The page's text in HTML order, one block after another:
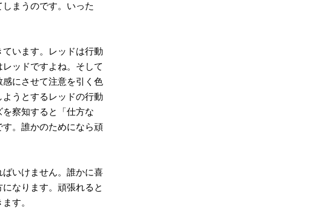
まうのです。いった
います。レッドは行動
ッドですよね。そして
にさせて注意を引く色
うとするレッドの行動
察知すると「仕方な
。誰かのためになら頑
いけません。誰かに喜
なります。頑張れると
す。